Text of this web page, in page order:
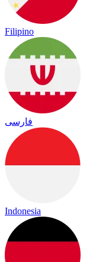
Filipino
فارسی
Indonesia